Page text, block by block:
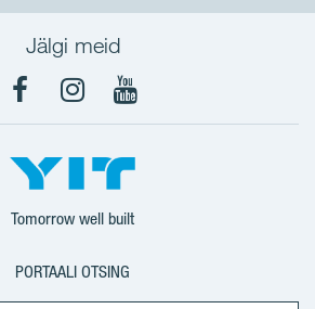
Jälgi meid
FacebookInstagram
YouTube
Tomorrow well built
PORTAALI OTSING